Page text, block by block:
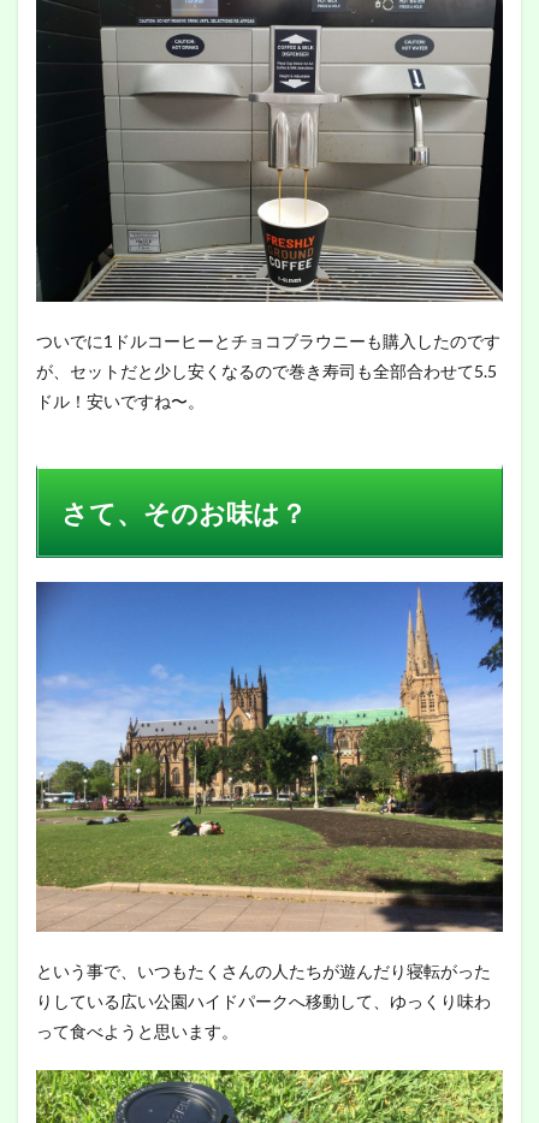
ついでに1ドルコーヒーとチョコブラウニーも購入したのです
が、セットだと少し安くなるので巻き寿司も全部合わせて5.5
ドル！安いですね〜。
さて、そのお味は？
という事で、いつもたくさんの人たちが遊んだり寝転がった
りしている広い公園ハイドパークへ移動して、ゆっくり味わ
って食べようと思います。